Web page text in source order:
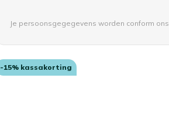
Je persoonsgegegevens worden conform ons
-15% kassakorting